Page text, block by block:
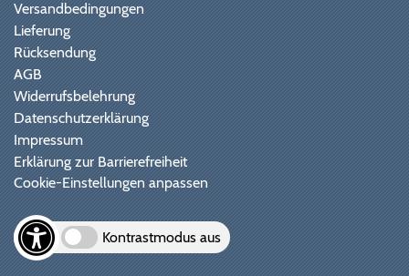
Versandbedingungen
Lieferung
Rücksendung
AGB
Widerrufsbelehrung
Datenschutzerklärung
Impressum
Erklärung zur Barrierefreiheit
Cookie-Einstellungen anpassen
Kontrastmodus aus